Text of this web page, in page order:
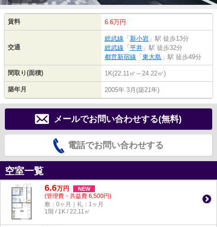
賃料 6.6万円
交通
総武線 「 新小岩 」駅 徒歩13分
総武線 「 平井 」駅 徒歩32分
都営新宿線 「 東大島 」駅 徒歩49分
間取り(面積) 1K(22.11㎡～24.22㎡)
築年月 2005年 3月(築21年)
メールでお問い合わせする(無料)
電話でお問い合わせする
空室一覧
6.6万円 NEW
(管理費・共益費 6,500円)
敷：0ヶ月｜礼：1ヶ月
1階 / 1K / 22.11㎡